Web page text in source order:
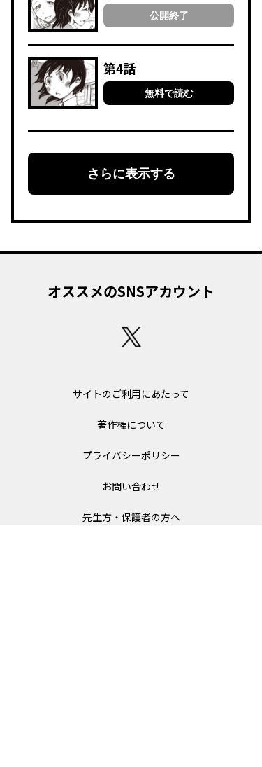
公開終了
第4話
無料で読む
さらに表示する
オススメのSNSアカウント
サイトのご利用にあたって
著作権について
プライバシーポリシー
お問い合わせ
先生方・保護者の方へ